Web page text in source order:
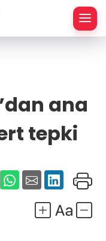
ana
tepki